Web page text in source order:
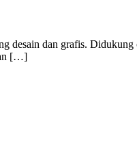
desain dan grafis.
[…]